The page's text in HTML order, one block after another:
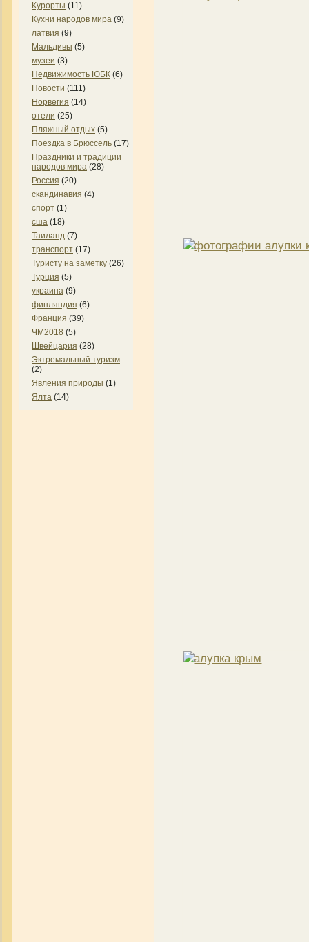
Курорты (11)
Кухни народов мира (9)
латвия (9)
Мальдивы (5)
музеи (3)
Недвижимость ЮБК (6)
Новости (111)
Норвегия (14)
отели (25)
Пляжный отдых (5)
Поездка в Брюссель (17)
Праздники и традиции
народов мира (28)
Россия (20)
скандинавия (4)
спорт (1)
сша (18)
Таиланд (7)
транспорт (17)
Туристу на заметку (26)
Турция (5)
украина (9)
финляндия (6)
Франция (39)
ЧМ2018 (5)
Швейцария (28)
Эктремальный туризм
(2)
Явления природы (1)
Ялта (14)